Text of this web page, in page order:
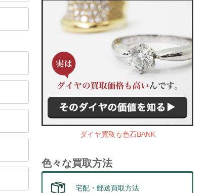
ダイヤ買取も色石BANK
色々な買取方法
宅配・郵送買取方法